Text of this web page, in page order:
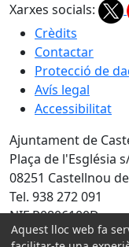
Xarxes socials:
Crèdits
Contactar
Protecció de
Avís legal
Accessibilitat
Ajuntament de
Plaça de l'Església
08251 Castellnou
Tel. 938 272 091
NIF P0806100D
Aquest lloc web fa